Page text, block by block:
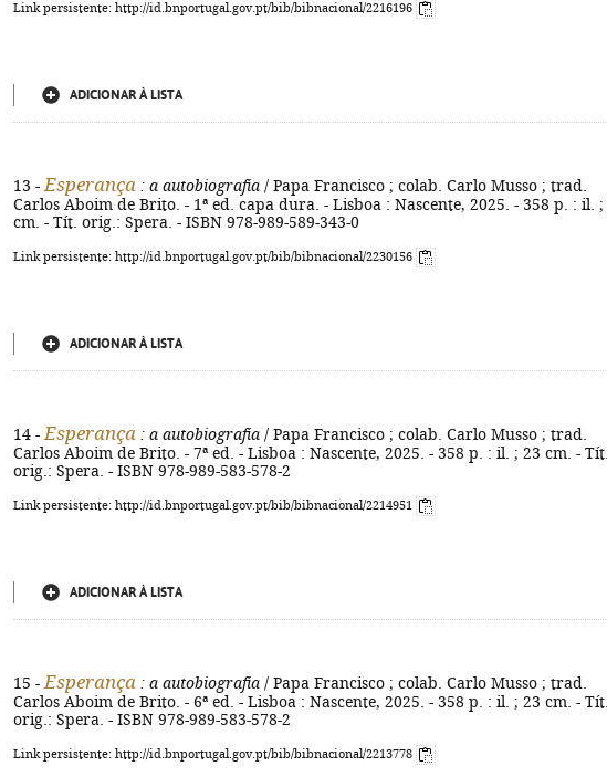
Link persistente: http://id.bnportugal.gov.pt/bib/bibnacional/2216196
ADICIONAR À LISTA
13 - Esperança : a autobiografia / Papa Francisco ; colab. Carlo Musso ; trad.
Carlos Aboim de Brito. - 1ª ed. capa dura. - Lisboa : Nascente, 2025. - 358 p. : il. ;
cm. - Tít. orig.: Spera. - ISBN 978-989-589-343-0
Link persistente: http://id.bnportugal.gov.pt/bib/bibnacional/2230156
ADICIONAR À LISTA
14 - Esperança : a autobiografia / Papa Francisco ; colab. Carlo Musso ; trad.
Carlos Aboim de Brito. - 7ª ed. - Lisboa : Nascente, 2025. - 358 p. : il. ; 23 cm. - Tít.
orig.: Spera. - ISBN 978-989-583-578-2
Link persistente: http://id.bnportugal.gov.pt/bib/bibnacional/2214951
ADICIONAR À LISTA
15 - Esperança : a autobiografia / Papa Francisco ; colab. Carlo Musso ; trad.
Carlos Aboim de Brito. - 6ª ed. - Lisboa : Nascente, 2025. - 358 p. : il. ; 23 cm. - Tít.
orig.: Spera. - ISBN 978-989-583-578-2
Link persistente: http://id.bnportugal.gov.pt/bib/bibnacional/2213778